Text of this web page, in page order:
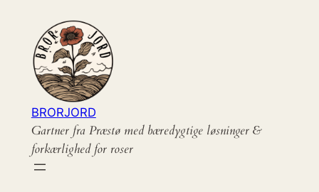
indhold
BRORJORD
Gartner fra Præstø med bæredygtige løsninger &
forkærlighed for roser